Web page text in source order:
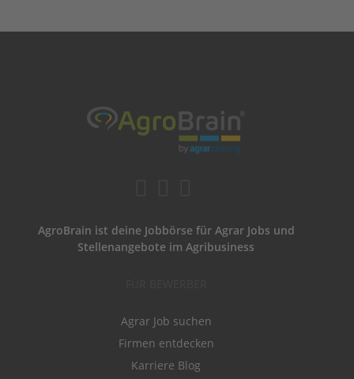
AgroBrain ist deine Jobbörse für Agrar Jobs und
Stellenangebote im Agribusiness
Agrar Job suchen
Firmen entdecken
Karriere Blog